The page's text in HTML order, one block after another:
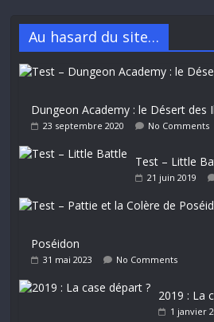
Au hasard du site…
Dungeon Academy : le Désert des
23 septembre 2020 No Comments
Test – Little
21 juin 2019
Poséidon
31 mai 2023 No Comments
2019 : La
1 janvier